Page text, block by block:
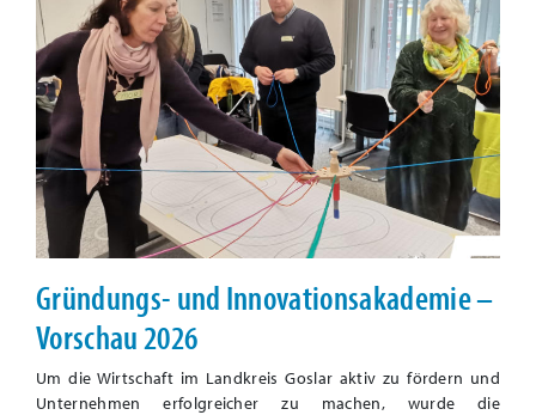
Gründungs- und Innovationsakademie –
Vorschau 2026
Um die Wirtschaft im Landkreis Goslar aktiv zu fördern und
Unternehmen erfolgreicher zu machen, wurde die